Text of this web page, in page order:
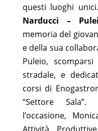
questi luoghi
Narducci –
memoria del
e della sua
Puleio,
stradale, e
corsi di
“Settore
l’occasione,